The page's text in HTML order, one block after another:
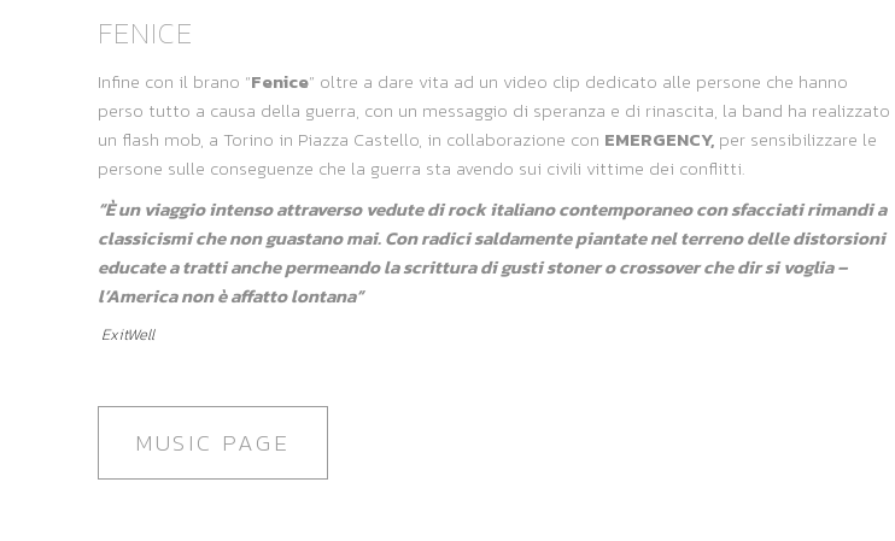
FENICE
Infine con il brano “Fenice” oltre a dare vita ad un video clip dedicato alle persone che hanno
perso tutto a causa della guerra, con un messaggio di speranza e di rinascita, la band ha realizzato
un flash mob, a Torino in Piazza Castello, in collaborazione con EMERGENCY,per sensibilizzare le
persone sulle conseguenze che la guerra sta avendo sui civili vittime dei conflitti.
“È un viaggio intenso attraverso vedute di rock italiano contemporaneo con sfacciati rimandi a
classicismi che non guastano mai. Con radici saldamente piantate nel terreno delle distorsioni
educate a tratti anche permeando la scrittura di gusti stoner o crossover che dir si voglia –
l’America non è affatto lontana”
ExitWell
MUSIC PAGE